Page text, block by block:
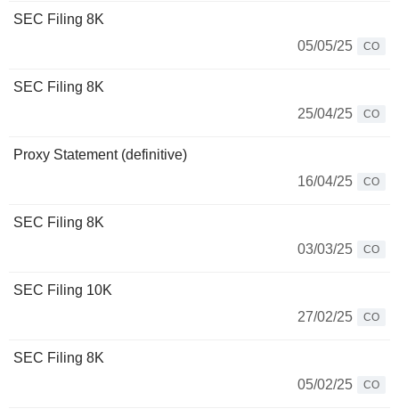
SEC Filing 8K
05/05/25
CO
SEC Filing 8K
25/04/25
CO
Proxy Statement (definitive)
16/04/25
CO
SEC Filing 8K
03/03/25
CO
SEC Filing 10K
27/02/25
CO
SEC Filing 8K
05/02/25
CO